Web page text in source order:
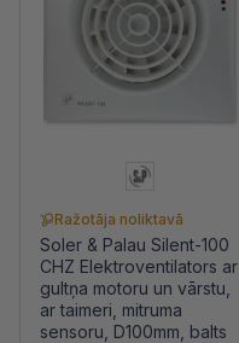
Ražotāja noliktavā
Soler & Palau Silent-100
CHZ Elektroventilators ar
gultņa motoru un vārstu,
ar taimeri, mitruma
sensoru, D100mm, balts